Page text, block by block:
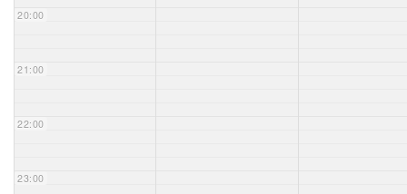
20:00
21:00
22:00
23:00